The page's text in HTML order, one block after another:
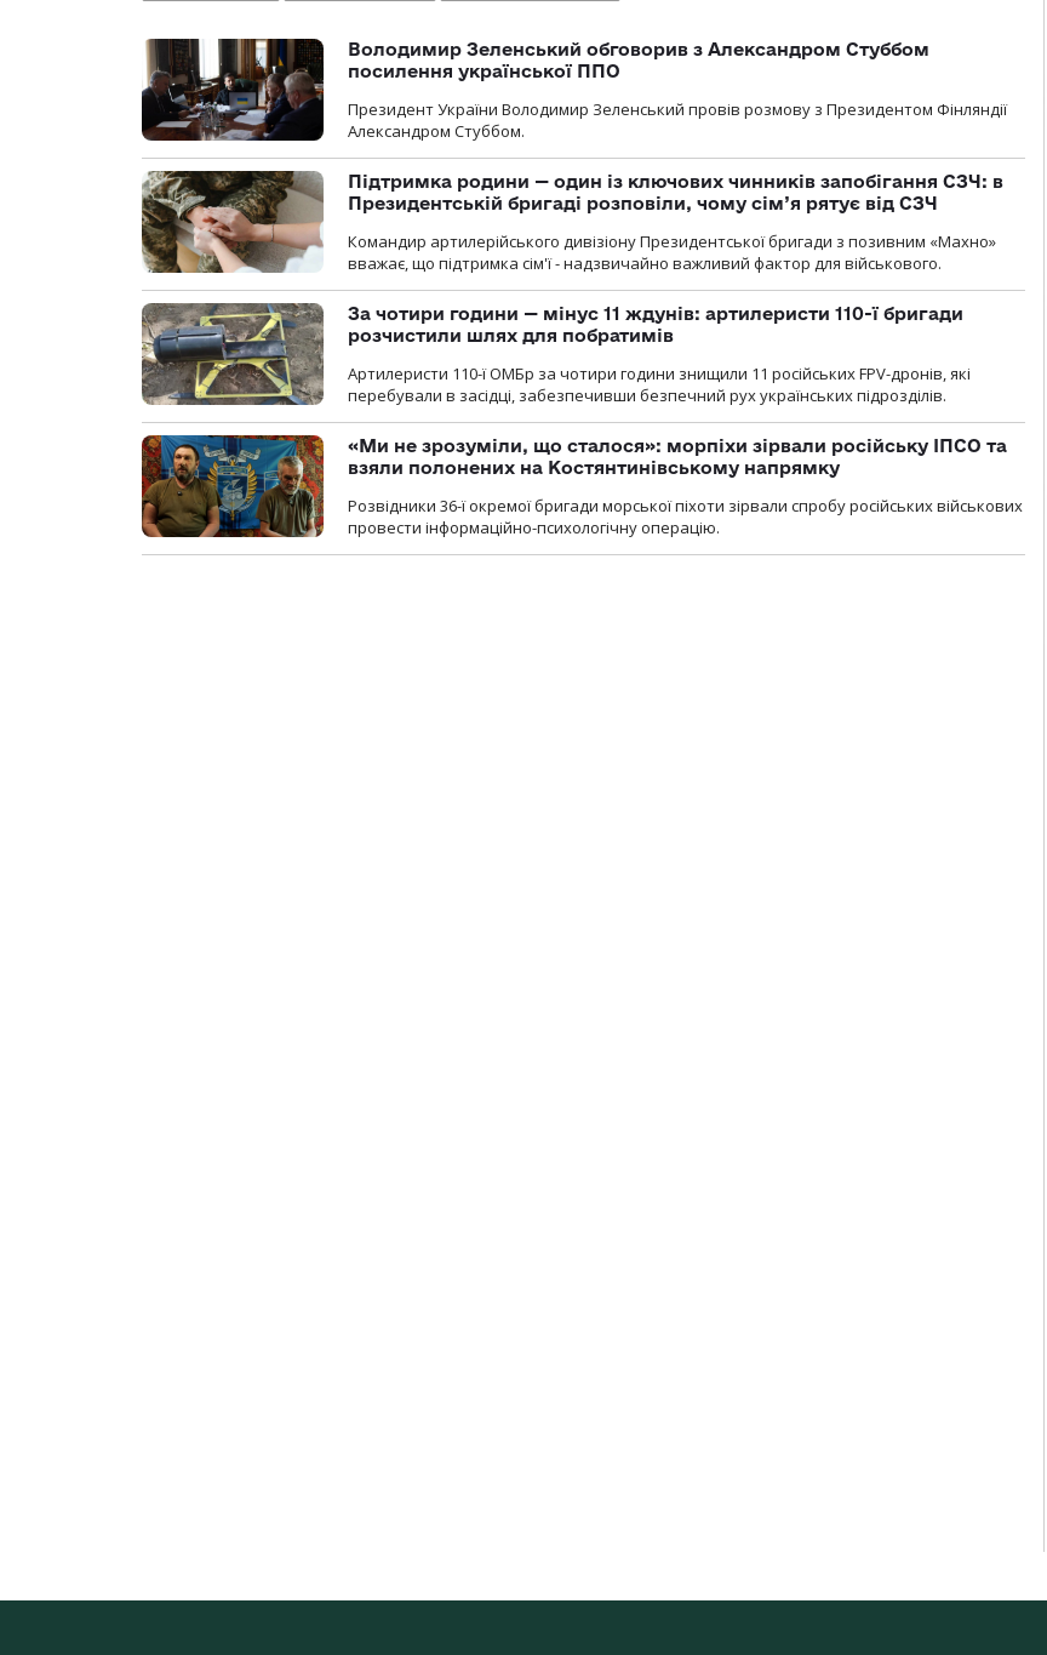
Володимир Зеленський обговорив з Александром Стуббом
посилення української ППО
Президент України Володимир Зеленський провів розмову з Президентом Фінляндії
Александром Стуббом.
Підтримка родини — один із ключових чинників запобігання СЗЧ: в
Президентській бригаді розповіли, чому сім’я рятує від СЗЧ
Командир артилерійського дивізіону Президентської бригади з позивним «Махно»
вважає, що підтримка сім'ї - надзвичайно важливий фактор для військового.
За чотири години — мінус 11 ждунів: артилеристи 110-ї бригади
розчистили шлях для побратимів
Артилеристи 110-ї ОМБр за чотири години знищили 11 російських FPV-дронів, які
перебували в засідці, забезпечивши безпечний рух українських підрозділів.
«Ми не зрозуміли, що сталося»: морпіхи зірвали російську ІПСО та
взяли полонених на Костянтинівському напрямку
Розвідники 36-ї окремої бригади морської піхоти зірвали спробу російських військових
провести інформаційно-психологічну операцію.